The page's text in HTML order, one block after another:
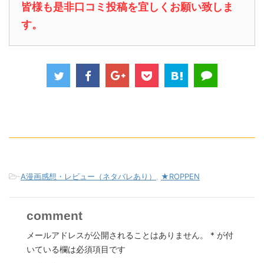
皆様も是非口コミ投稿を宜しくお願い致しま
す。
-A漫画感想・レビュー（ネタバレあり） ★ROPPEN
comment
メールアドレスが公開されることはありません。 * が付
いている欄は必須項目です